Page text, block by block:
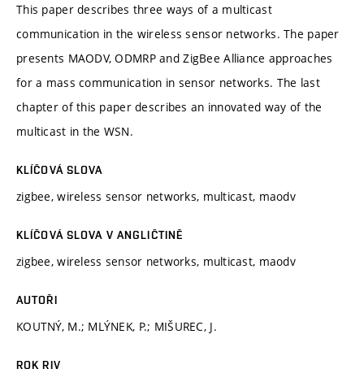
This paper describes three ways of a multicast
communication in the wireless sensor networks. The paper
presents MAODV, ODMRP and ZigBee Alliance approaches
for a mass communication in sensor networks. The last
chapter of this paper describes an innovated way of the
multicast in the WSN.
KLÍČOVÁ SLOVA
zigbee, wireless sensor networks, multicast, maodv
KLÍČOVÁ SLOVA V ANGLIČTINĚ
zigbee, wireless sensor networks, multicast, maodv
AUTOŘI
KOUTNÝ, M.; MLÝNEK, P.; MIŠUREC, J.
ROK RIV